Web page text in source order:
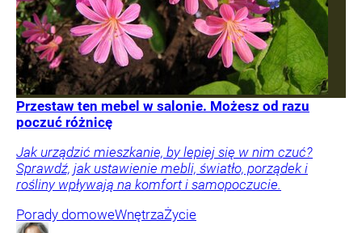
Przestaw ten mebel w salonie. Możesz od razu
poczuć różnicę
Jak urządzić mieszkanie, by lepiej się w nim czuć?
Sprawdź, jak ustawienie mebli, światło, porządek i
rośliny wpływają na komfort i samopoczucie.
Porady domoweWnętrzaŻycie